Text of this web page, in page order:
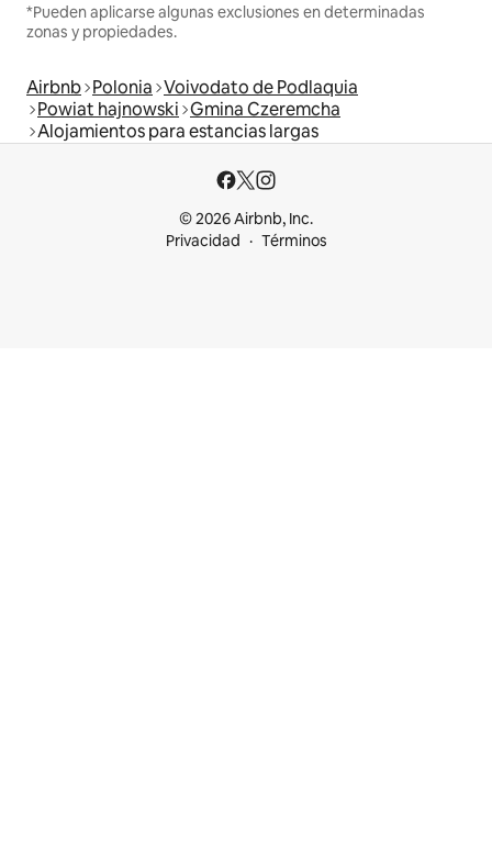
*Pueden aplicarse algunas exclusiones en determinadas
zonas y propiedades.
Airbnb Polonia Voivodato de Podlaquia
Powiat hajnowski Gmina Czeremcha
Alojamientos para estancias largas
© 2026 Airbnb, Inc.
Privacidad
Términos